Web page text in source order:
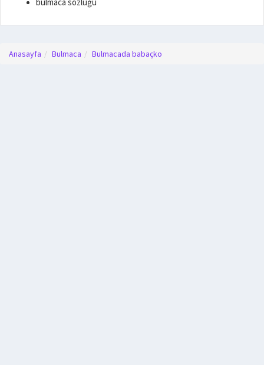
Anasayfa Bulmaca Bulmacada babaçko